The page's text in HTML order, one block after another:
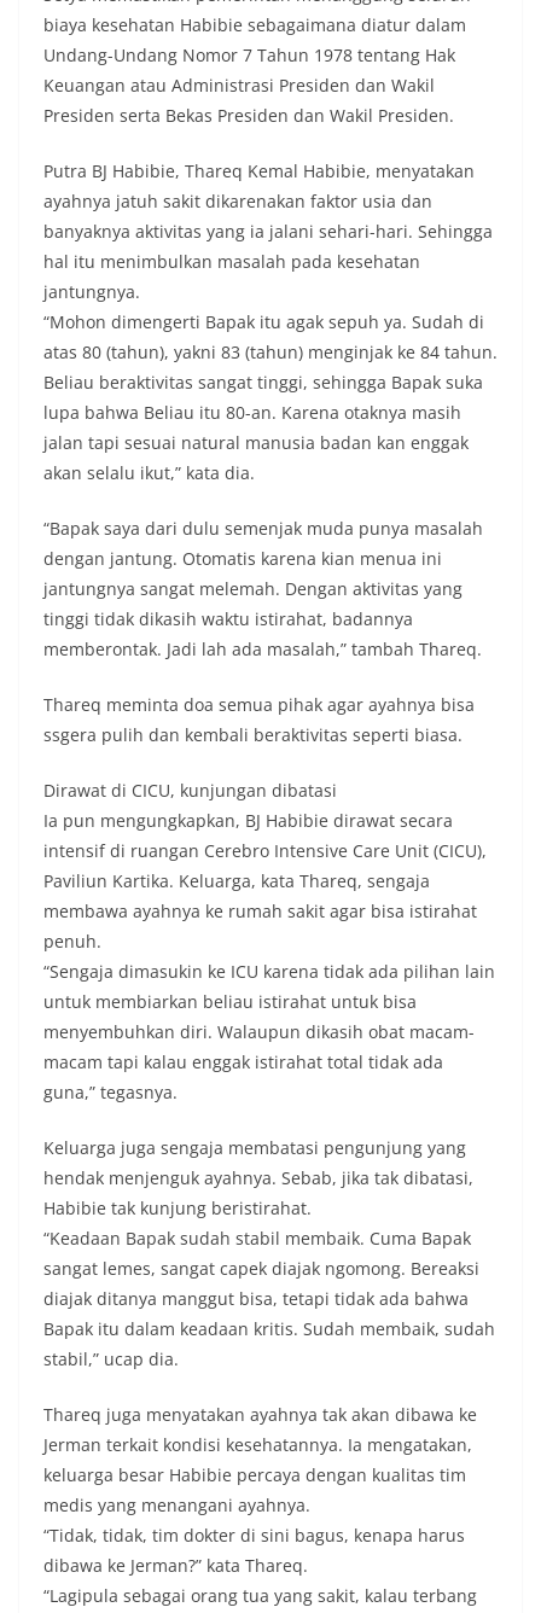
biaya kesehatan Habibie sebagaimana diatur dalam
Undang-Undang Nomor 7 Tahun 1978 tentang Hak
Keuangan atau Administrasi Presiden dan Wakil
Presiden serta Bekas Presiden dan Wakil Presiden.
Putra BJ Habibie, Thareq Kemal Habibie, menyatakan
ayahnya jatuh sakit dikarenakan faktor usia dan
banyaknya aktivitas yang ia jalani sehari-hari. Sehingga
hal itu menimbulkan masalah pada kesehatan
jantungnya.
“Mohon dimengerti Bapak itu agak sepuh ya. Sudah di
atas 80 (tahun), yakni 83 (tahun) menginjak ke 84 tahun.
Beliau beraktivitas sangat tinggi, sehingga Bapak suka
lupa bahwa Beliau itu 80-an. Karena otaknya masih
jalan tapi sesuai natural manusia badan kan enggak
akan selalu ikut,” kata dia.
“Bapak saya dari dulu semenjak muda punya masalah
dengan jantung. Otomatis karena kian menua ini
jantungnya sangat melemah. Dengan aktivitas yang
tinggi tidak dikasih waktu istirahat, badannya
memberontak. Jadi lah ada masalah,” tambah Thareq.
Thareq meminta doa semua pihak agar ayahnya bisa
ssgera pulih dan kembali beraktivitas seperti biasa.
Dirawat di CICU, kunjungan dibatasi
Ia pun mengungkapkan, BJ Habibie dirawat secara
intensif di ruangan Cerebro Intensive Care Unit (CICU),
Paviliun Kartika. Keluarga, kata Thareq, sengaja
membawa ayahnya ke rumah sakit agar bisa istirahat
penuh.
“Sengaja dimasukin ke ICU karena tidak ada pilihan lain
untuk membiarkan beliau istirahat untuk bisa
menyembuhkan diri. Walaupun dikasih obat macam-
macam tapi kalau enggak istirahat total tidak ada
guna,” tegasnya.
Keluarga juga sengaja membatasi pengunjung yang
hendak menjenguk ayahnya. Sebab, jika tak dibatasi,
Habibie tak kunjung beristirahat.
“Keadaan Bapak sudah stabil membaik. Cuma Bapak
sangat lemes, sangat capek diajak ngomong. Bereaksi
diajak ditanya manggut bisa, tetapi tidak ada bahwa
Bapak itu dalam keadaan kritis. Sudah membaik, sudah
stabil,” ucap dia.
Thareq juga menyatakan ayahnya tak akan dibawa ke
Jerman terkait kondisi kesehatannya. Ia mengatakan,
keluarga besar Habibie percaya dengan kualitas tim
medis yang menangani ayahnya.
“Tidak, tidak, tim dokter di sini bagus, kenapa harus
dibawa ke Jerman?” kata Thareq.
“Lagipula sebagai orang tua yang sakit, kalau terbang